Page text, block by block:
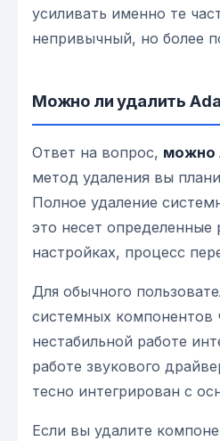
усиливать именно те
непривычный, но более
Можно ли удалить
Ответ на вопрос, можно
метод удаления вы
Полное удаление
это несет
настройках, процесс
Для обычного
системных компонентов
нестабильной работе
работе звукового
тесно интегрирован с
Если вы удалите